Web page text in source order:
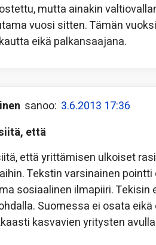
mutta ainakin
vuosi sitten. Tämän
eikä palkansaajana.
sanoo: 3.6.2013 17:36
että
että yrittämisen ulkoiset
Tekstin varsinainen
sosiaalinen ilmapiiri.
Suomessa ei osata
kasvavien yritysten